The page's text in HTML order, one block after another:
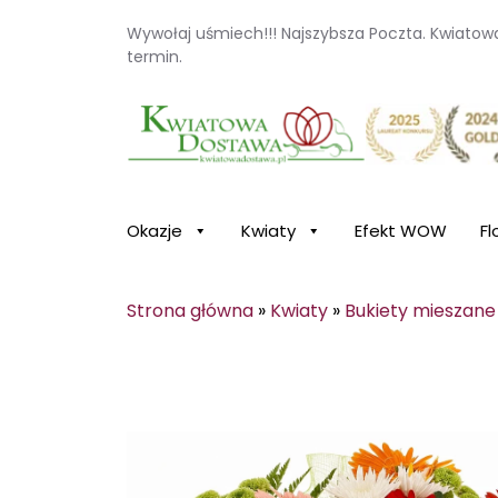
Wywołaj uśmiech!!! Najszybsza Poczta.
termin.
Kwiaciarnia internetowa Kwiatowa
Okazje Kwiaty Efekt WOW
Strona główna » Kwiaty » Bukiety mieszane